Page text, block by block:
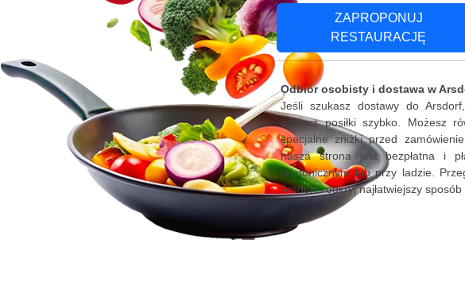
ZAPROPONUJ
RESTAURACJĘ
Odbiór osobisty i dostawa w
Jeśli szukasz dostawy do
odbierz posiłki szybko. Możesz
specjalne zniżki przed
nasza strona jest bezpłatna i
telefonicznym lub przy ladzie.
Arsdorf i odkryj najłatwiejszy